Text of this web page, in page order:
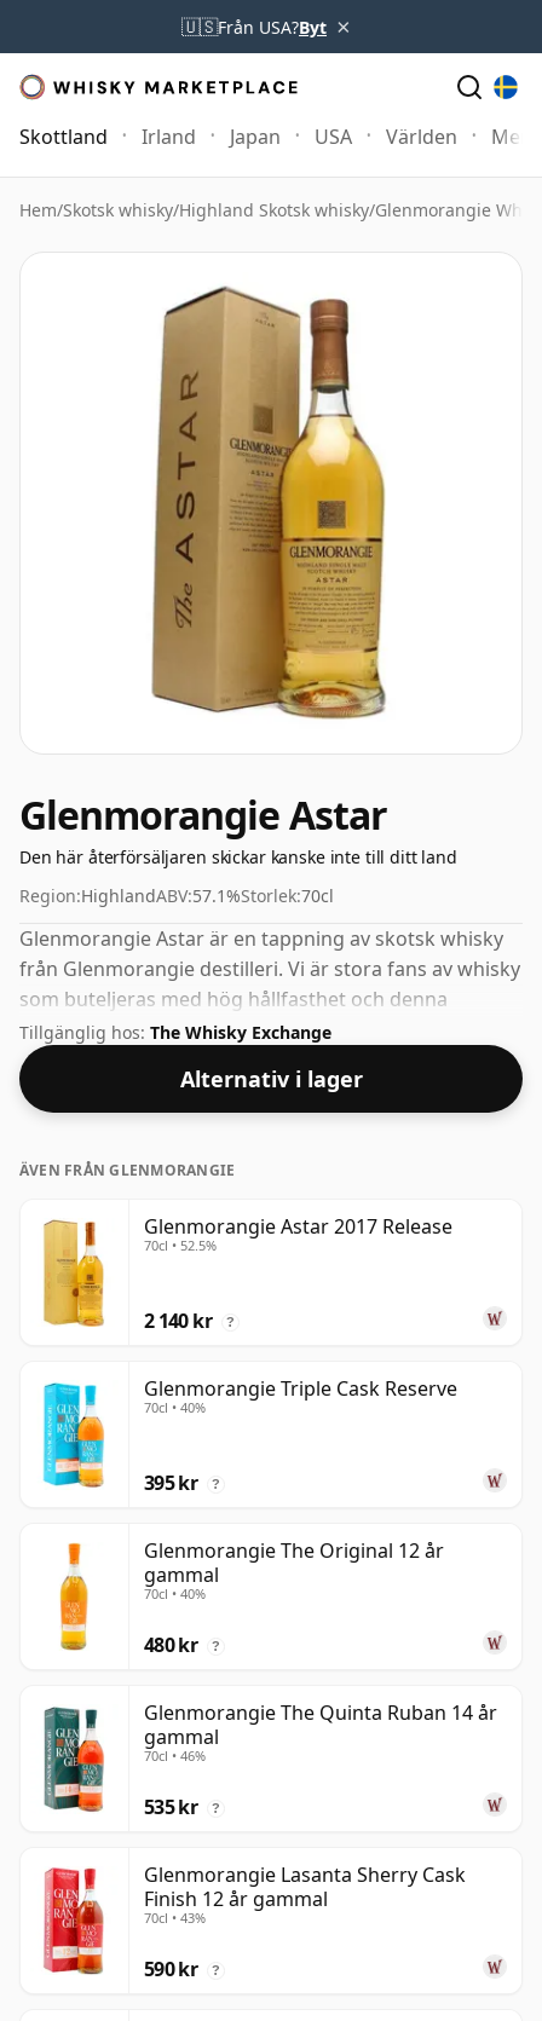
🇺🇸Från USA?Byt ×
Skottland Irland Japan USA Världen Mer
Hem/Skotsk whisky/Highland Skotsk whisky/Glenmorangie
Glenmorangie Astar
Den här återförsäljaren skickar kanske inte till ditt land
Region:HighlandABV:57.1%Storlek:70cl
Glenmorangie Astar är en tappning av skotsk whisky
från Glenmorangie destilleri. Vi är stora fans av whisky
som buteljeras med hög hållfasthet och denna
buteljering kommer på snygga 57,1 %.
Tillgänglig hos: The Whisky Exchange
Alternativ i lager
ÄVEN FRÅN GLENMORANGIE
Glenmorangie Astar 2017 Release
70cl • 52.5%
2 140 kr ?
Glenmorangie Triple Cask Reserve
70cl • 40%
395 kr ?
Glenmorangie The Original 12 år
gammal
70cl • 40%
480 kr ?
Glenmorangie The Quinta Ruban 14 år
gammal
70cl • 46%
535 kr ?
Glenmorangie Lasanta Sherry Cask
Finish 12 år gammal
70cl • 43%
590 kr ?